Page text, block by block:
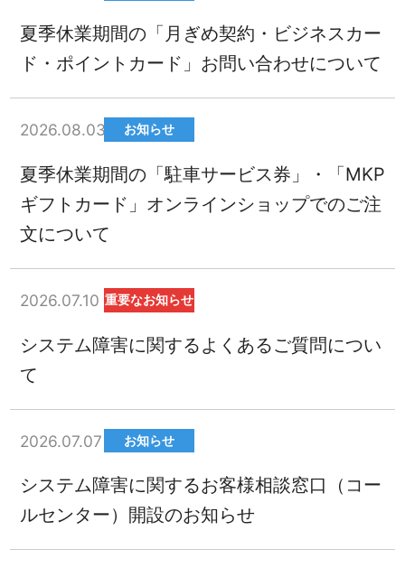
夏季休業期間の「月ぎめ契約・ビジネスカー
ド・ポイントカード」お問い合わせについて
2026.08.03 お知らせ
夏季休業期間の「駐車サービス券」・「MKP
ギフトカード」オンラインショップでのご注
文について
2026.07.10 重要なお知らせ
システム障害に関するよくあるご質問につい
て
2026.07.07 お知らせ
システム障害に関するお客様相談窓口（コー
ルセンター）開設のお知らせ